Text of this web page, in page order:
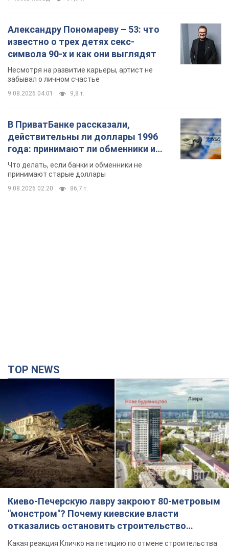
Александру Пономареву – 53: что
известно о трех детях секс-
символа 90-х и как они выглядят
Несмотря на развитие карьеры, артист не
забывал о личном счастье
9.08.2026 04:01 9,8 т.
В ПриватБанке рассказали,
действительны ли доллары 1996
года: принимают ли обменники и
банки такие купюры
Что делать, если банки и обменники не
принимают старые доллары
9.08.2026 02:20 86,7 т.
TOP NEWS
Киево-Печерскую лавру закроют 80-метровым
"монстром"? Почему киевские власти
отказались остановить строительство
небоскреба "московского верующего"
Какая реакция Кличко на петицию по отмене строительства